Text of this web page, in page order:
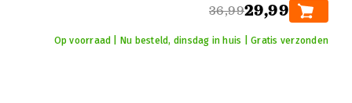
36,9929,99
Op voorraad | Nu besteld, dinsdag in huis | Gratis verzonden